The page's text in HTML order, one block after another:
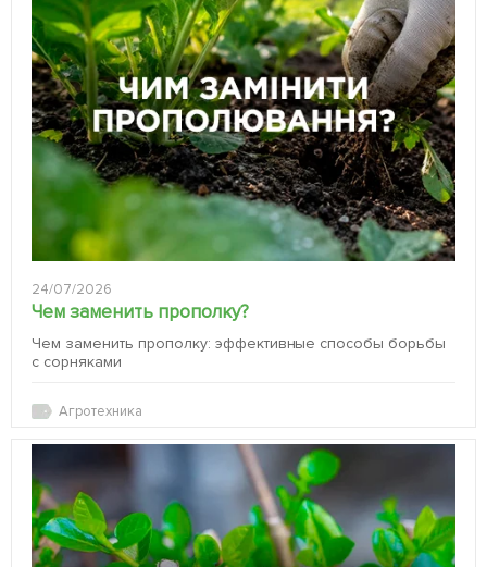
24/07/2026
Чем заменить прополку?
Чем заменить прополку: эффективные способы борьбы
с сорняками
Агротехника